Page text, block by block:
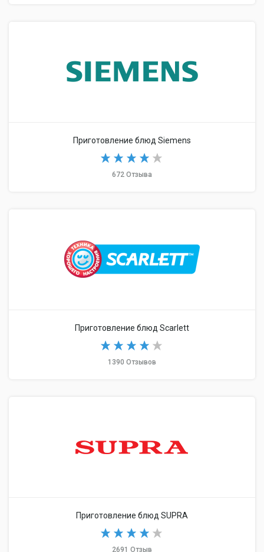
Приготовление блюд Siemens
672 Отзыва
Приготовление блюд Scarlett
1390 Отзывов
Приготовление блюд SUPRA
2691 Отзыв